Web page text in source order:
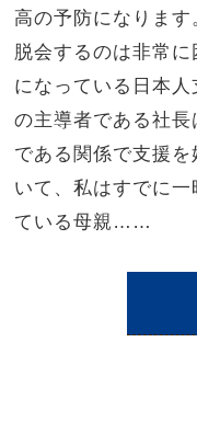
高の予防になりま
脱会するのは非常
になっている日本
の主導者である社
である関係で支援
いて、私はすでに
ている母親……